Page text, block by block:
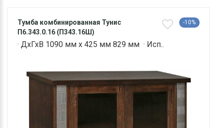
Тумба комбинированная Тунис
П6.343.0.16 (П343.16Ш)
-10%
· ДхГхВ 1090 мм х 425 мм 829 мм · Исп..